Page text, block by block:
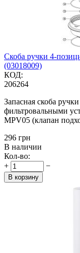
Скоба ручки 4-
(03018009)
КОД:
206264
Запасная скоба
фильтровальными
MPV05 (клапан
‍296‍ грн
В наличии
Кол-во:
+
−
В корзину